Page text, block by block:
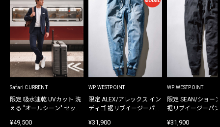
Safari CURRENT
限定 吸水速乾 UVカット 洗
える "オールシーン" セット
¥49,500
WP WESTPOINT
限定 ALEX/アレックス イン
ディゴ 裾リブイージーパン
¥31,900
WP WESTPOINT
限定 SEAN/ショー
裾リブイージーパ
¥31,900